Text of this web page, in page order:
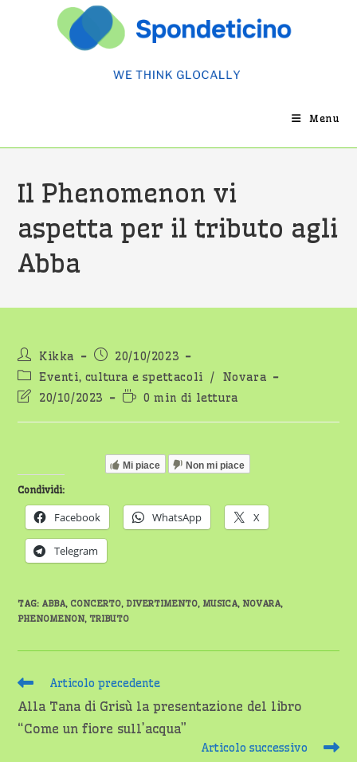
Menu
Il Phenomenon vi
aspetta per il tributo agli
Abba
Autore
dell'articolo:
Kikka
Articolo
pubblicato:
20/10/2023
Categoria
dell'articolo:
Eventi, cultura e spettacoli /
Novara
Ultima
dell'articolo:
20/10/2023
Tempo
lettura:
0 min di lettura
Mi piace Non mi piace
Condividi:
Facebook WhatsApp X
Telegram
TAG: ABBA, CONCERTO, DIVERTIMENTO, MUSICA, NOVARA,
PHENOMENON, TRIBUTO
Leggi
articoli
Articolo precedente
Alla Tana di Grisù la presentazione del libro
“Come un fiore sull’acqua”
Articolo successivo